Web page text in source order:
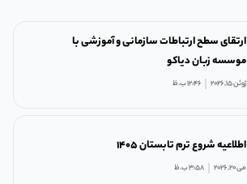
ارتقای سطح ارتباطات سازمانی و آموزشی با
موسسه زبان دیاکو
ژوئن 15, 2026 12:46 ب.ظ
اطلاعیه شروع ترم تابستان ۱۴۰۵
می 20, 2026 3:58 ب.ظ